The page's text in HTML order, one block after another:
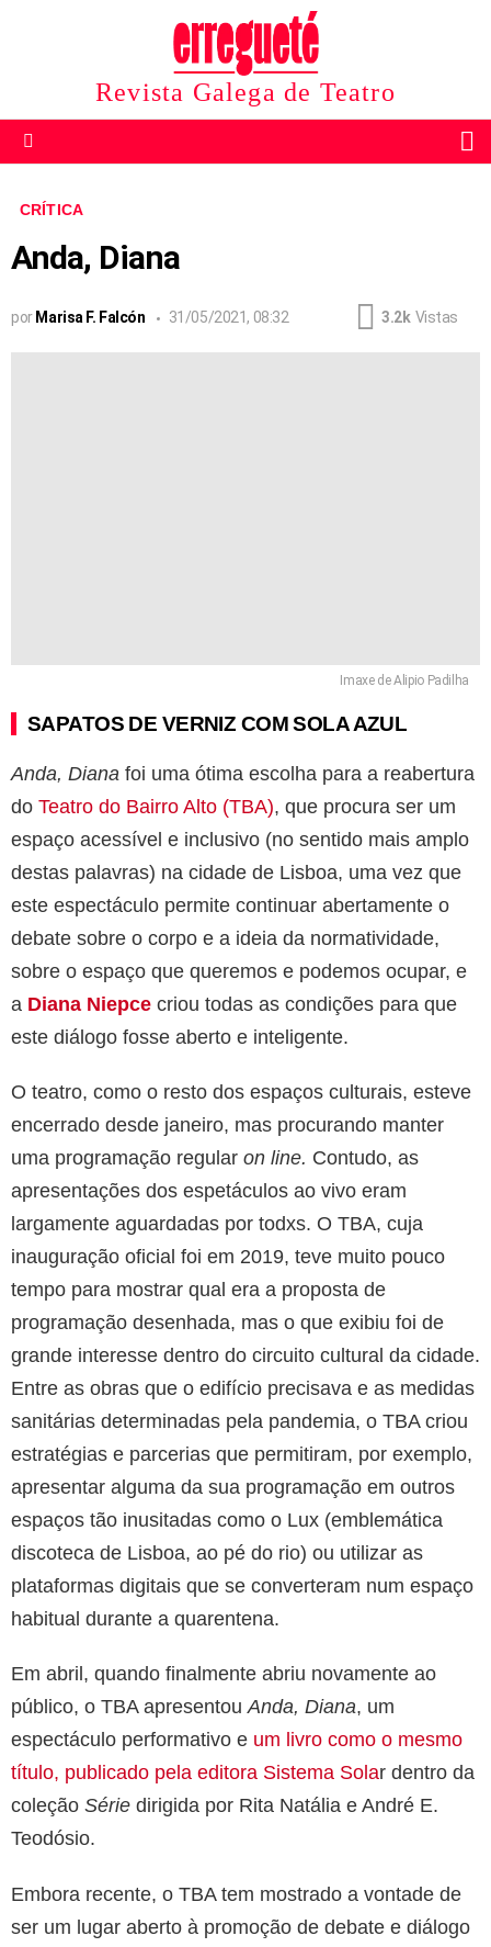
Revista Galega de Teatro
CRÍTICA
Anda, Diana
por Marisa F. Falcón 31/05/2021, 08:32 3.2k Vistas
Imaxe de Alipio Padilha
SAPATOS DE VERNIZ COM SOLA AZUL
Anda, Diana foi uma ótima escolha para a reabertura
do Teatro do Bairro Alto (TBA), que procura ser um
espaço acessível e inclusivo (no sentido mais amplo
destas palavras) na cidade de Lisboa, uma vez que
este espectáculo permite continuar abertamente o
debate sobre o corpo e a ideia da normatividade,
sobre o espaço que queremos e podemos ocupar, e
a Diana Niepce criou todas as condições para que
este diálogo fosse aberto e inteligente.
O teatro, como o resto dos espaços culturais, esteve
encerrado desde janeiro, mas procurando manter
uma programação regular on line. Contudo, as
apresentações dos espetáculos ao vivo eram
largamente aguardadas por todxs. O TBA, cuja
inauguração oficial foi em 2019, teve muito pouco
tempo para mostrar qual era a proposta de
programação desenhada, mas o que exibiu foi de
grande interesse dentro do circuito cultural da cidade.
Entre as obras que o edifício precisava e as medidas
sanitárias determinadas pela pandemia, o TBA criou
estratégias e parcerias que permitiram, por exemplo,
apresentar alguma da sua programação em outros
espaços tão inusitadas como o Lux (emblemática
discoteca de Lisboa, ao pé do rio) ou utilizar as
plataformas digitais que se converteram num espaço
habitual durante a quarentena.
Em abril, quando finalmente abriu novamente ao
público, o TBA apresentou Anda, Diana, um
espectáculo performativo e um livro como o mesmo
título, publicado pela editora Sistema Solar dentro da
coleção Série dirigida por Rita Natália e André E.
Teodósio.
Embora recente, o TBA tem mostrado a vontade de
ser um lugar aberto à promoção de debate e diálogo